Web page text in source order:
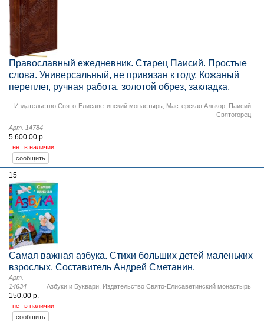
Православный ежедневник. Старец Паисий. Простые
слова. Универсальный, не привязан к году. Кожаный
переплет, ручная работа, золотой обрез, закладка.
Издательство Свято-Елисаветинский монастырь Мастерская Алькор Паисий
Святогорец
Арт. 14784
5 600.00 р.
нет в наличии
15
Самая важная азбука. Стихи больших детей маленьких
взрослых. Составитель Андрей Сметанин.
Азбуки и Буквари Издательство Свято-Елисаветинский монастырь
Арт.
14634
150.00 р.
нет в наличии